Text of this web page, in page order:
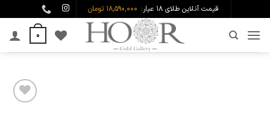
to
content
قیمت آنلاین طلای ۱۸ عیار: 18,590,000 تومان
0